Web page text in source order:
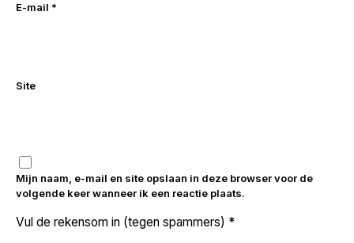
E-mail *
Site
Mijn naam, e-mail en site opslaan in deze browser voor de
volgende keer wanneer ik een reactie plaats.
Vul de rekensom in (tegen spammers) *